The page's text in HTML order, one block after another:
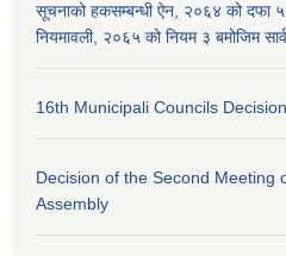
सूचनाको हकसम्बन्धी ऐन, २०६४ को दफा
नियमावली, २०६५ को नियम ३ बमोजिम
16th Municipali Councils Decision
Decision of the Second Meeting
Assembly